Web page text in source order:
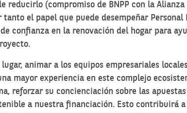
reducirlo (compromiso de BNPP con la
tanto el papel que puede desempeñar
confianza en la renovación del hogar para
lugar, animar a los equipos empresariales
mayor experiencia en este complejo
reforzar su concienciación sobre las
a nuestra financiación. Esto contribuirá